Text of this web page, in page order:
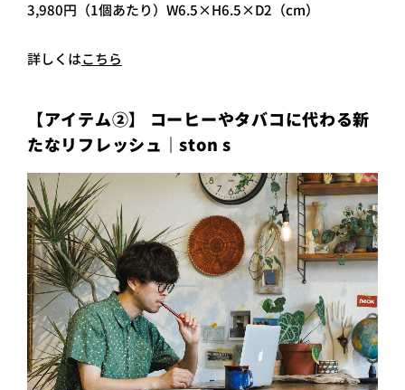
3,980円（1個あたり）W6.5×H6.5×D2（cm）
詳しくはこちら
【アイテム②】 コーヒーやタバコに代わる新
たなリフレッシュ｜ston s